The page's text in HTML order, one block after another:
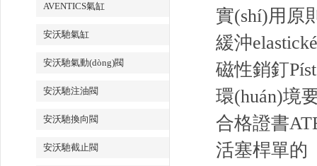
AVENTICS氣缸
安沃馳氣缸
安沃馳氣動(dòng)閥
安沃馳注油閥
安沃馳換向閥
安沃馳截止閥
實(shí)用原
緩沖
磁性銷釘
環(huán)境
合格證書
活塞桿單的